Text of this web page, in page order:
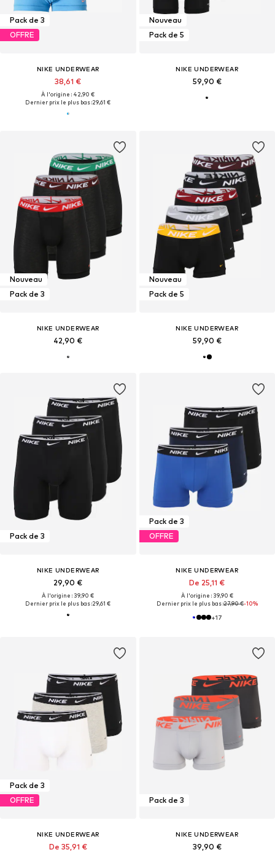
Pack de 3
OFFRE
NIKE UNDERWEAR
38,61 €
À l'origine : 42,90 €
Dernier prix le plus bas :29,61 €
Nouveau
Pack de 5
NIKE UNDERWEAR
59,90 €
Nouveau
Pack de 3
NIKE UNDERWEAR
42,90 €
Nouveau
Pack de 5
NIKE UNDERWEAR
59,90 €
Pack de 3
NIKE UNDERWEAR
29,90 €
À l'origine : 39,90 €
Dernier prix le plus bas :29,61 €
Pack de 3
OFFRE
NIKE UNDERWEAR
De 25,11 €
À l'origine : 39,90 €
Dernier prix le plus bas :27,90 €-10%
+17
Pack de 3
OFFRE
NIKE UNDERWEAR
De 35,91 €
Pack de 3
NIKE UNDERWEAR
39,90 €